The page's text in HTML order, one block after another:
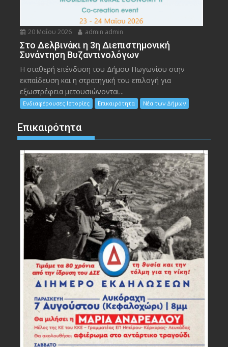
20 Μαΐου 2026 admin admin
Στο Δελβινάκι η 3η Διεπιστημονική
Συνάντηση Βυζαντινολόγων
Η σταθερή επένδυση του Δήμου Πωγωνίου στην
εκπαίδευση και η στρατηγική του επιλογή για
εξωστρέφεια μετουσιώνονται...
Ενδιαφέρουσες Ιστορίες Επικαιρότητα Νέα των Δήμων
Επικαιρότητα